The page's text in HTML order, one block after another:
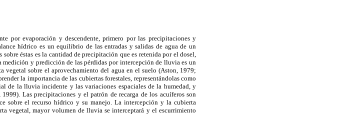
por evaporación y descendente, primero por las precipitaciones y
hídrico es un equilibrio de las entradas y salidas de agua de un
éstas es la cantidad de precipitación que es retenida por el dosel,
medición y predicción de las pérdidas por intercepción de lluvia es un
sobre el aprovechamiento del agua en el suelo (Aston, 1979;
la importancia de las cubiertas forestales, representándolas como
la lluvia incidente y las variaciones espaciales de la humedad, y
Las precipitaciones y el patrón de recarga de los acuíferos son
sobre el recurso hídrico y su manejo. La intercepción y la cubierta
vegetal, mayor volumen de lluvia se interceptará y el escurrimiento